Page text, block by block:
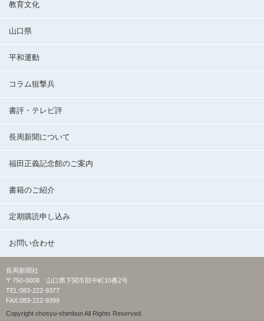
教育文化
山口県
平和運動
コラム狙撃兵
書評・テレビ評
長周新聞について
福田正義記念館のご案内
書籍のご紹介
定期購読申し込み
お問い合わせ
長周新聞社
〒750-0008 山口県下関市田中町10番2号
TEL:083-222-9377
FAX:083-222-9399
Copyright chosyu-shimbun All Rights Reserved.